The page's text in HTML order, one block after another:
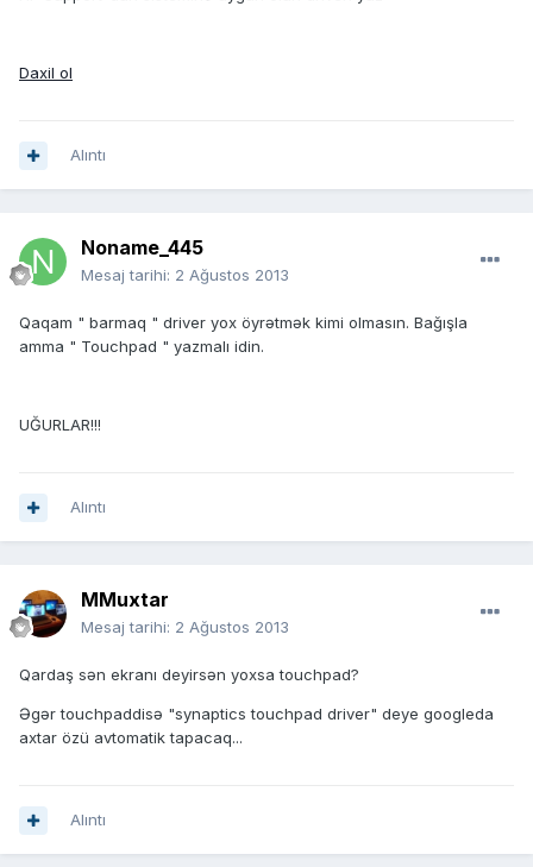
Daxil ol
Alıntı
Noname_445
Mesaj tarihi: 2 Ağustos 2013
Qaqam " barmaq " driver yox öyrətmək kimi olmasın. Bağışla
amma " Touchpad " yazmalı idin.
UĞURLAR!!!
Alıntı
MMuxtar
Mesaj tarihi: 2 Ağustos 2013
Qardaş sən ekranı deyirsən yoxsa touchpad?
Əgər touchpaddisə "synaptics touchpad driver" deye googleda
axtar özü avtomatik tapacaq...
Alıntı